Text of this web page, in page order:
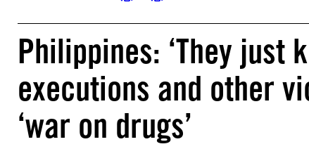
Philippines: ‘They just
executions and other
‘war on drugs’